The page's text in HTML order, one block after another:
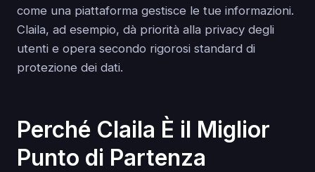
come una piattaforma gestisce le tue informazioni.
Claila, ad esempio, dà priorità alla privacy degli
utenti e opera secondo rigorosi standard di
protezione dei dati.
Perché Claila È il Miglior
Punto di Partenza